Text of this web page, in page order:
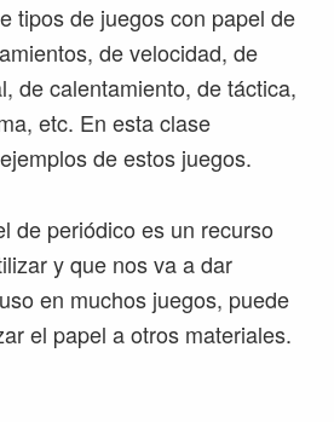
tipos de juegos con papel de
de velocidad, de
de calentamiento, de táctica,
etc. En esta clase
de estos juegos.
de periódico es un recurso
y que nos va a dar
en muchos juegos, puede
el papel a otros materiales.